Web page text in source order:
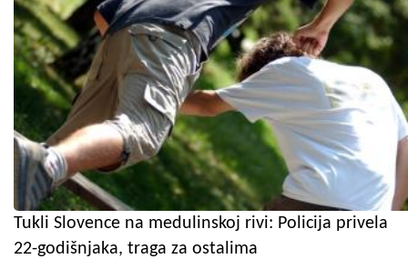
Tukli Slovence na medulinskoj rivi: Policija privela
22-godišnjaka, traga za ostalima